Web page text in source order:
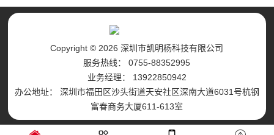
Copyright © 2026 深圳市凯明杨科技有限公司
服务热线： 0755-88352995
业务经理： 13922850942
办公地址： 深圳市福田区沙头街道天安社区深南大道6031号杭钢
富春商务大厦611-613室